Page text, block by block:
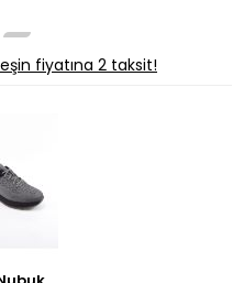
fiyatına 2 taksit!